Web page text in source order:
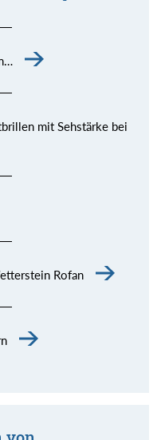
mit Sehstärke bei
Rofan